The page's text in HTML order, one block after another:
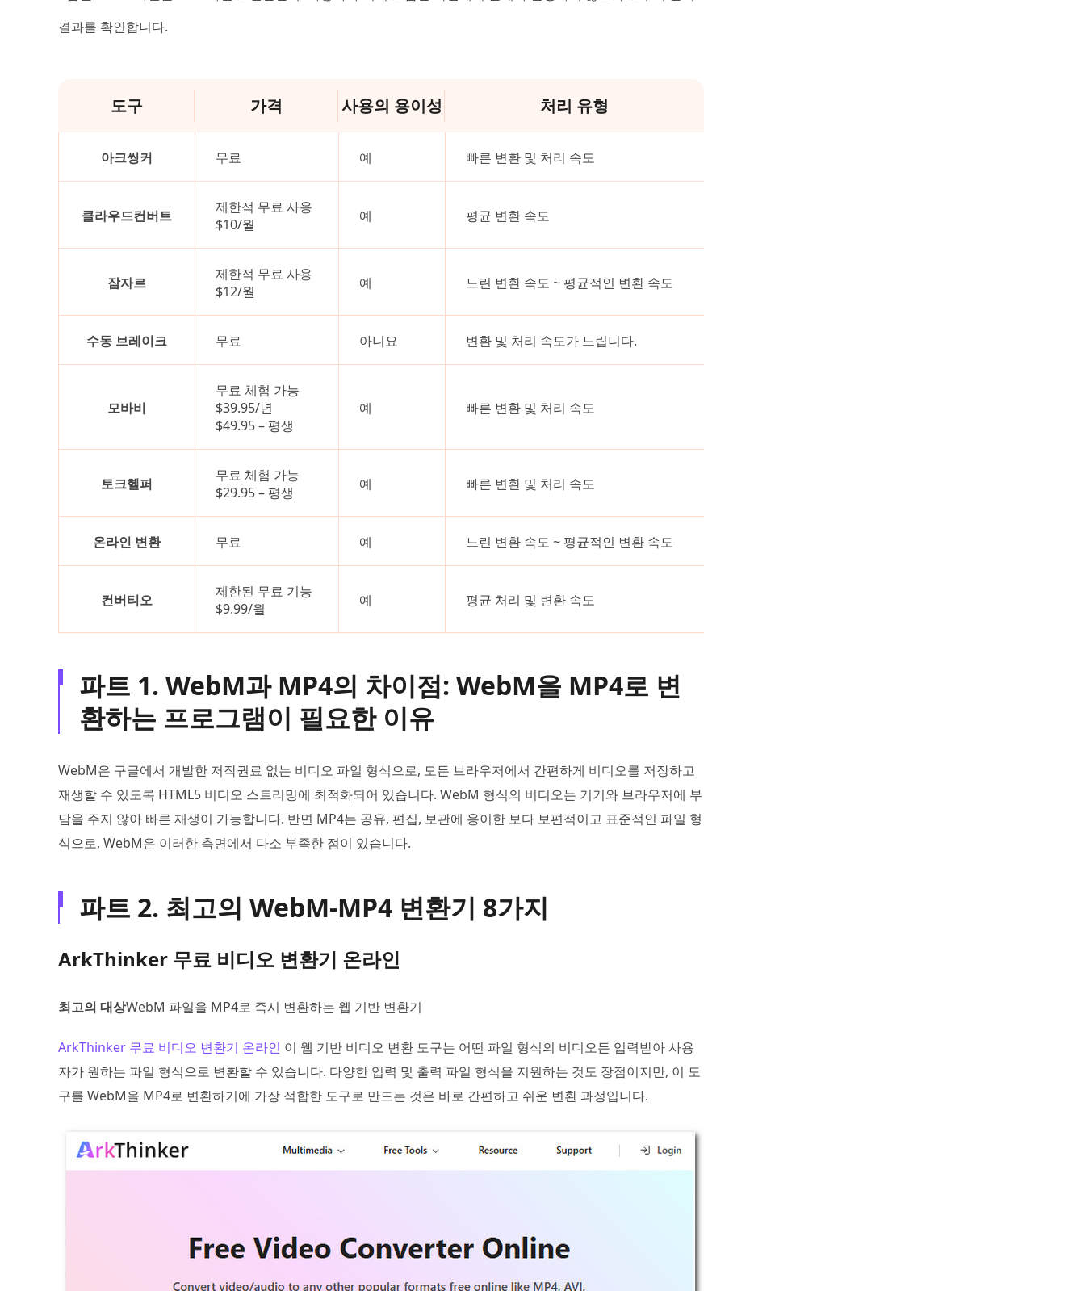
결과를 확인합니다.
도구 가격 사용의 용이성 처리 유형
아크씽커 무료 예 빠른 변환 및 처리 속도
클라우드컨버트
제한적 무료 사용
$10/월
예 평균 변환 속도
잠자르
제한적 무료 사용
$12/월
예 느린 변환 속도 ~ 평균적인 변환 속도
수동 브레이크 무료 아니요 변환 및 처리 속도가 느립니다.
모바비
무료 체험 가능
$39.95/년
$49.95 – 평생
예 빠른 변환 및 처리 속도
토크헬퍼
무료 체험 가능
$29.95 – 평생
예 빠른 변환 및 처리 속도
온라인 변환 무료 예 느린 변환 속도 ~ 평균적인 변환 속도
컨버티오
제한된 무료 기능
$9.99/월
예 평균 처리 및 변환 속도
파트 1. WebM과 MP4의 차이점: WebM을 MP4로 변
환하는 프로그램이 필요한 이유
WebM은 구글에서 개발한 저작권료 없는 비디오 파일 형식으로, 모든 브라우저에서 간편하게 비디오를 저장하고
재생할 수 있도록 HTML5 비디오 스트리밍에 최적화되어 있습니다. WebM 형식의 비디오는 기기와 브라우저에 부
담을 주지 않아 빠른 재생이 가능합니다. 반면 MP4는 공유, 편집, 보관에 용이한 보다 보편적이고 표준적인 파일 형
식으로, WebM은 이러한 측면에서 다소 부족한 점이 있습니다.
파트 2. 최고의 WebM-MP4 변환기 8가지
ArkThinker 무료 비디오 변환기 온라인
최고의 대상WebM 파일을 MP4로 즉시 변환하는 웹 기반 변환기
ArkThinker 무료 비디오 변환기 온라인 이 웹 기반 비디오 변환 도구는 어떤 파일 형식의 비디오든 입력받아 사용
자가 원하는 파일 형식으로 변환할 수 있습니다. 다양한 입력 및 출력 파일 형식을 지원하는 것도 장점이지만, 이 도
구를 WebM을 MP4로 변환하기에 가장 적합한 도구로 만드는 것은 바로 간편하고 쉬운 변환 과정입니다.